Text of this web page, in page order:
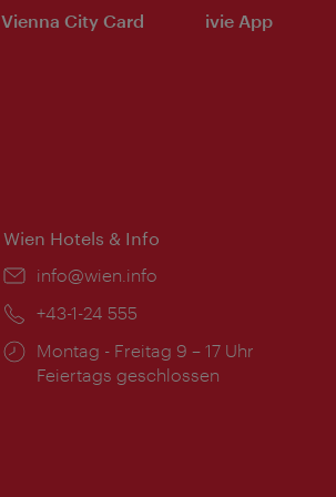
Vienna City Card ivie App
Wien Hotels & Info
Email:
info@wien.info
Telefon:
+43-1-24 555
Öffnungszeiten:
Montag - Freitag 9 – 17 Uhr
Feiertags geschlossen